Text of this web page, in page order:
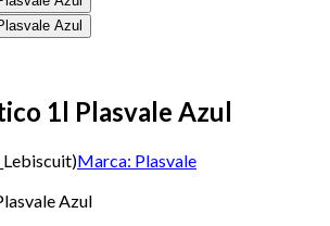
1l Plasvale Azul
)Marca: Plasvale
Azul